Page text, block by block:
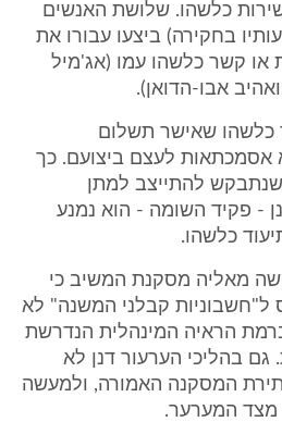
כלשהו. שלושת האנשים
בחקירה) ביצעו עבורו את
או קשר כלשהו עמו (אג'מיל
אבו-הדואן).
כלשהו שאישר תשלום
אסמכתאות לעצם ביצועם. כך
להתייצב למתן
- פקיד השומה - הוא נמנע
כלשהו.
מאליה מסקנת המשיב כי
ל"חשבוניות קבלני המשנה" לא
הראיה המינהלית הנדרשת
גם בהליכי הערעור דנן לא
המסקנה האמורה, ולמעשה
מצד המערער.